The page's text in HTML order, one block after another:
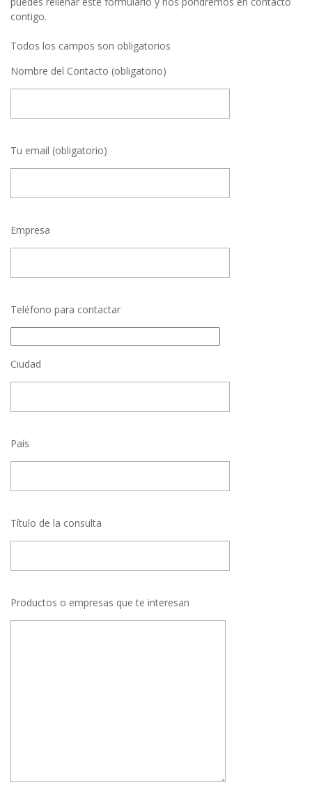
contigo.
Todos los campos son obligatorios
Nombre del Contacto (obligatorio)
Tu email (obligatorio)
Empresa
Teléfono para contactar
Ciudad
País
Título de la consulta
Productos o empresas que te interesan